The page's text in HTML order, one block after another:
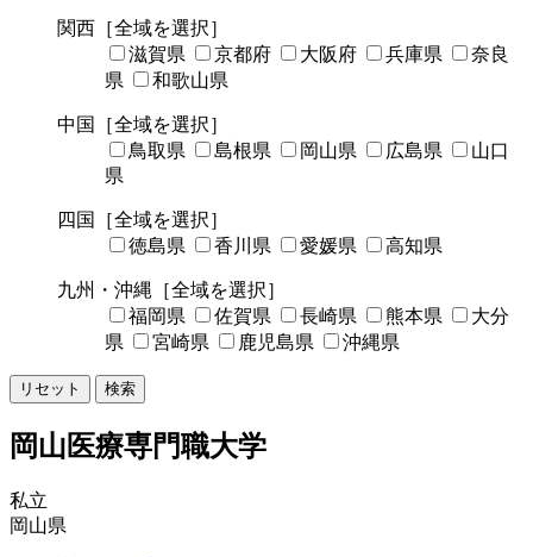
関西 ［全域を選択］
滋賀県
京都府 大阪府 兵庫県
奈良
県
和歌山県
中国
［全域を選択］
鳥取県
島根県 岡山県 広島県
山口
県
四国
［全域を選択］
徳島県
香川県 愛媛県 高知県
九州・沖縄 ［全域を選択］
福岡県
佐賀県 長崎県 熊本県
大分
県
宮崎県 鹿児島県 沖縄県
リセット 検索
岡山医療専門職大学
私立
岡山県